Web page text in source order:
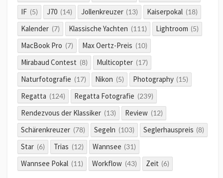
IF (5) J70 (14) Jollenkreuzer (13) Kaiserpokal (18)
Kalender (7) Klassische Yachten (111) Lightroom (5)
MacBook Pro (7) Max Oertz-Preis (10)
Mirabaud Contest (8) Multicopter (17)
Naturfotografie (17) Nikon (5) Photography (15)
Regatta (124) Regatta Fotografie (239)
Rendezvous der Klassiker (13) Review (12)
Schärenkreuzer (78) Segeln (103) Seglerhauspreis (8)
Star (6) Trias (12) Wannsee (31)
Wannsee Pokal (11) Workflow (43) Zeit (6)